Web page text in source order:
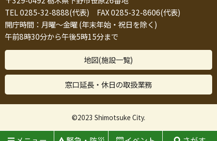
TEL 0285-32-8888(代表) FAX 0285-32-8606(代表)
開庁時間：月曜～金曜 (年末年始・祝日を除く)
午前8時30分から午後5時15分まで
地図(施設一覧)
窓口延長・休日の取扱業務
©2023 Shimotsuke City.